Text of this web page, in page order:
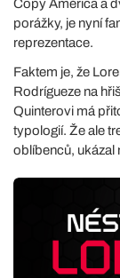
Copy América a
porážky, je nyní
reprezentace.
Faktem je, že
Rodrígueze na
Quinterovi má
typologií. Že ale
oblíbenců, ukázal